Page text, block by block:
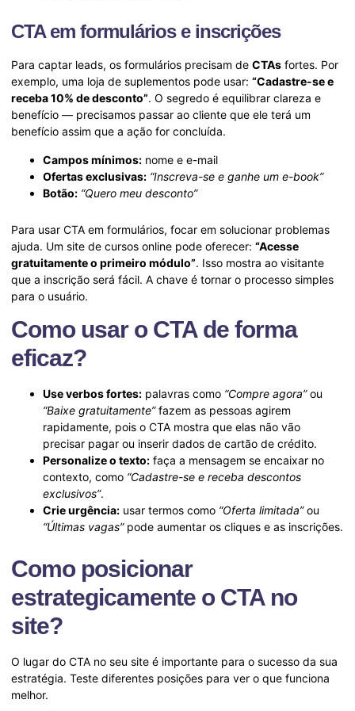
CTA em formulários e inscrições
Para captar leads, os formulários precisam de CTAs fortes. Por
exemplo, uma loja de suplementos pode usar: “Cadastre-se e
receba 10% de desconto”. O segredo é equilibrar clareza e
benefício — precisamos passar ao cliente que ele terá um
benefício assim que a ação for concluída.
Campos mínimos: nome e e-mail
Ofertas exclusivas: “Inscreva-se e ganhe um e-book”
Botão: “Quero meu desconto”
Para usar CTA em formulários, focar em solucionar problemas
ajuda. Um site de cursos online pode oferecer: “Acesse
gratuitamente o primeiro módulo”. Isso mostra ao visitante
que a inscrição será fácil. A chave é tornar o processo simples
para o usuário.
Como usar o CTA de forma
eficaz?
Use verbos fortes: palavras como “Compre agora”ou
“Baixe gratuitamente”fazem as pessoas agirem
rapidamente, pois o CTA mostra que elas não vão
precisar pagar ou inserir dados de cartão de crédito.
Personalize o texto: faça a mensagem se encaixar no
contexto, como “Cadastre-se e receba descontos
exclusivos”.
Crie urgência: usar termos como “Oferta limitada”ou
“Últimas vagas”pode aumentar os cliques e as inscrições.
Como posicionar
estrategicamente o CTA no
site?
O lugar do CTA no seu site é importante para o sucesso da sua
estratégia. Teste diferentes posições para ver o que funciona
melhor.